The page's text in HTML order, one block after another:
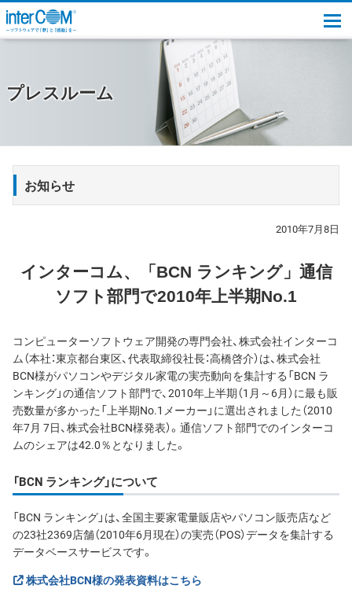
プレスルーム
お知らせ
2010年7月8日
インターコム、「BCN ランキング」通信
ソフト部門で2010年上半期No.1
コンピューターソフトウェア開発の専門会社、株式会社インターコ
ム（本社：東京都台東区、代表取締役社長：高橋啓介）は、株式会社
BCN様がパソコンやデジタル家電の実売動向を集計する「BCN ラ
ンキング」の通信ソフト部門で、2010年上半期（1月～6月）に最も販
売数量が多かった「上半期No.1メーカー」に選出されました（2010
年7月 7日、株式会社BCN様発表）。通信ソフト部門でのインターコ
ムのシェアは42.0％となりました。
「BCN ランキング」について
「BCN ランキング」は、全国主要家電量販店やパソコン販売店など
の23社2369店舗（2010年6月現在）の実売（POS）データを集計する
データベースサービスです。
株式会社BCN様の発表資料はこちら